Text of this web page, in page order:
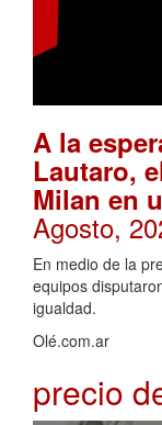
A la
Lautaro,
Milan en
Agosto,
En medio de la
equipos
igualdad.
Olé.com.ar
precio